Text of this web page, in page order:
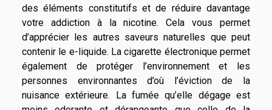
des éléments constitutifs et de réduire davantage
votre addiction à la nicotine. Cela vous permet
d’apprécier les autres saveurs naturelles que peut
contenir le e-liquide. La cigarette électronique permet
également de protéger l’environnement et les
personnes environnantes d’où l’éviction de la
nuisance extérieure. La fumée qu’elle dégage est